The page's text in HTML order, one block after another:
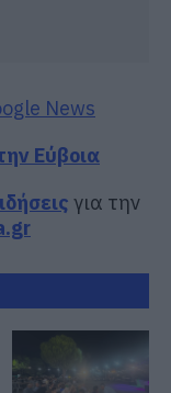
News
Εύβοια
για την